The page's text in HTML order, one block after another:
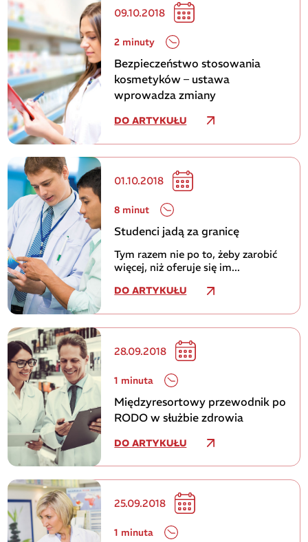
09.10.2018
2 minuty
Bezpieczeństwo stosowania
kosmetyków – ustawa
wprowadza zmiany
DO ARTYKUŁU
01.10.2018
8 minut
Studenci jadą za granicę
Tym razem nie po to, żeby zarobić
więcej, niż oferuje się im...
DO ARTYKUŁU
28.09.2018
1 minuta
Międzyresortowy przewodnik po
RODO w służbie zdrowia
DO ARTYKUŁU
25.09.2018
1 minuta